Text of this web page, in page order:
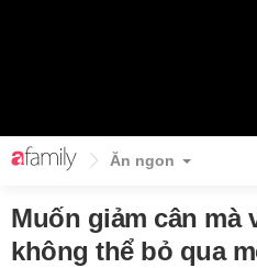
Ăn ngon
Muốn giảm cân mà
không thể bỏ qua